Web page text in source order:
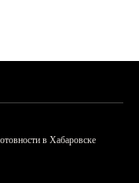
в Хабаровске